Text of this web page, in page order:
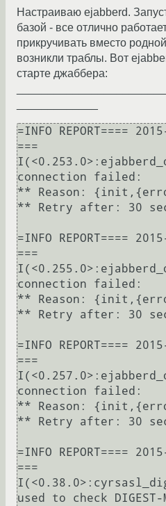
Настраиваю ejabberd.
базой - все отлично
прикручивать вместо
возникли траблы. Вот
старте джаббера:
=INFO REPORT====
===
connection failed:
** Reason:
** Retry after: 30
=INFO REPORT====
===
connection failed:
** Reason:
** Retry after: 30
=INFO REPORT====
===
connection failed:
** Reason:
** Retry after: 30
=INFO REPORT====
===
used to check DIGEST-